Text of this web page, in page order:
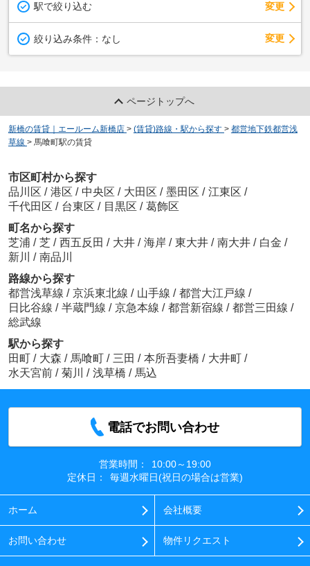
駅で絞り込む 変更
絞り込み条件： なし 変更
ページトップへ
新橋の賃貸｜エールーム新橋店 > (賃貸)路線・駅から探す > 都営地下鉄都営浅
草線 > 馬喰町駅の賃貸
市区町村から探す
品川区 / 港区 / 中央区 / 大田区 / 墨田区 / 江東区 /
千代田区 / 台東区 / 目黒区 / 葛飾区
町名から探す
芝浦 / 芝 / 西五反田 / 大井 / 海岸 / 東大井 / 南大井 / 白金 /
新川 / 南品川
路線から探す
都営浅草線 / 京浜東北線 / 山手線 / 都営大江戸線 /
日比谷線 / 半蔵門線 / 京急本線 / 都営新宿線 / 都営三田線 /
総武線
駅から探す
田町 / 大森 / 馬喰町 / 三田 / 本所吾妻橋 / 大井町 /
水天宮前 / 菊川 / 浅草橋 / 馬込
電話でお問い合わせ
営業時間：
10:00～19:00
定休日：
毎週水曜日(祝日の場合は営業)
ホーム 会社概要
お問い合わせ 物件リクエスト